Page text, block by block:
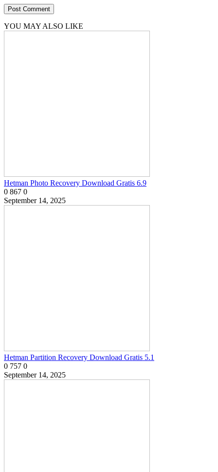
YOU MAY ALSO LIKE
Hetman Photo Recovery Download Gratis 6.9
0 867 0
September 14, 2025
Hetman Partition Recovery Download Gratis 5.1
0 757 0
September 14, 2025